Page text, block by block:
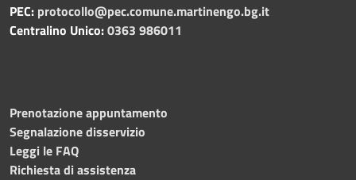
PEC: protocollo@pec.comune.martinengo.bg.it
Centralino Unico:0363 986011
Prenotazione appuntamento
Segnalazione disservizio
Leggi le FAQ
Richiesta di assistenza